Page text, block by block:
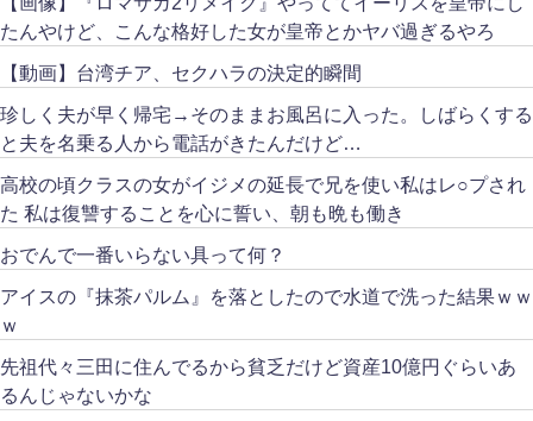
たんやけど、こんな格好した女が皇帝とかヤバ過ぎるやろ
【動画】台湾チア、セクハラの決定的瞬間
珍しく夫が早く帰宅→そのままお風呂に入った。しばらくする
と夫を名乗る人から電話がきたんだけど…
高校の頃クラスの女がイジメの延長で兄を使い私はレ○プされ
た 私は復讐することを心に誓い、朝も晩も働き
おでんで一番いらない具って何？
アイスの『抹茶パルム』を落としたので水道で洗った結果ｗｗ
ｗ
先祖代々三田に住んでるから貧乏だけど資産10億円ぐらいあ
るんじゃないかな